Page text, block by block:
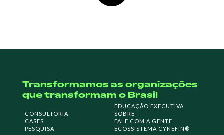
Transformamos as organizações
que transformam o Brasil
CONSULTORIA
CASES
PESQUISA
EDUCAÇÃO EXECUTIVA
SOBRE
FALE COM A GENTE
ECOSSISTEMA CYNEFIN®